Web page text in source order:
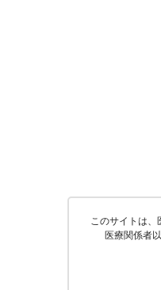
このサイトは
医療関係者